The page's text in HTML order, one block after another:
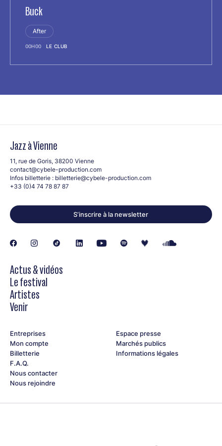
Buck
After
00H00 LE CLUB
Jazz à Vienne
11, rue de Goris, 38200 Vienne
contact@cybele-production.com
Infos billetterie : billetterie@cybele-production.com
+33 (0)4 74 78 87 87
S’inscrire à la newsletter
Actus & vidéos
Le festival
Artistes
Venir
Entreprises
Mon compte
Billetterie
F.A.Q.
Nous contacter
Nous rejoindre
Espace presse
Marchés publics
Informations légales